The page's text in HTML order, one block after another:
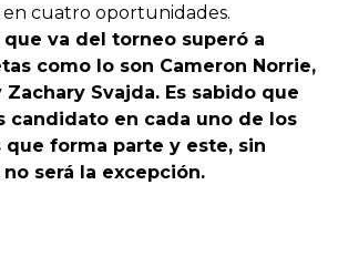
en cuatro oportunidades.
que va del torneo superó a
como lo son Cameron Norrie,
Svajda. Es sabido que
candidato en cada uno de los
forma parte y este, sin
será la excepción.